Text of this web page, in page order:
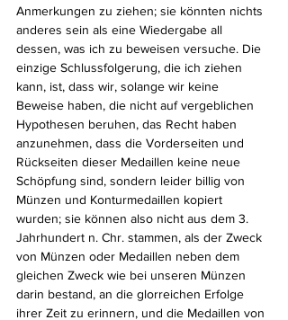
Anmerkungen zu ziehen; sie könnten nichts
anderes sein als eine Wiedergabe all
dessen, was ich zu beweisen versuche. Die
einzige Schlussfolgerung, die ich ziehen
kann, ist, dass wir, solange wir keine
Beweise haben, die nicht auf vergeblichen
Hypothesen beruhen, das Recht haben
anzunehmen, dass die Vorderseiten und
Rückseiten dieser Medaillen keine neue
Schöpfung sind, sondern leider billig von
Münzen und Konturmedaillen kopiert
wurden; sie können also nicht aus dem 3.
Jahrhundert n. Chr. stammen, als der Zweck
von Münzen oder Medaillen neben dem
gleichen Zweck wie bei unseren Münzen
darin bestand, an die glorreichen Erfolge
ihrer Zeit zu erinnern, und die Medaillen von